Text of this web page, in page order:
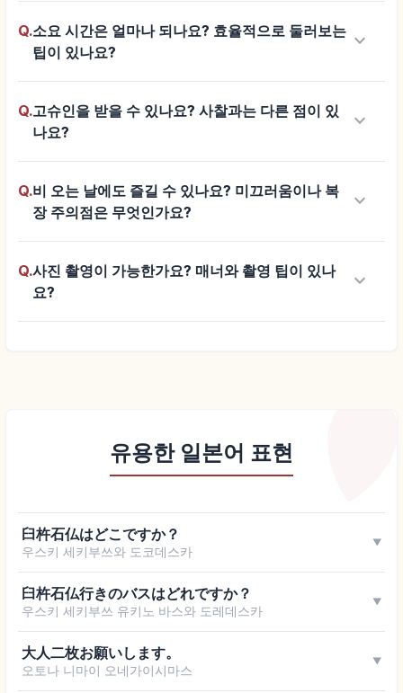
Q.소요 시간은 얼마나 되나요? 효율적으로 둘러보는
팁이 있나요?
keyboard_arrow_down
Q.고슈인을 받을 수 있나요? 사찰과는 다른 점이 있
나요?
keyboard_arrow_down
Q.비 오는 날에도 즐길 수 있나요? 미끄러움이나 복
장 주의점은 무엇인가요?
keyboard_arrow_down
Q.사진 촬영이 가능한가요? 매너와 촬영 팁이 있나
요?
keyboard_arrow_down
유용한 일본어 표현
臼杵石仏はどこですか？
우스키 세키부쓰와 도코데스카
▼
臼杵石仏行きのバスはどれですか？
우스키 세키부쓰 유키노 바스와 도레데스카
▼
大人二枚お願いします。
오토나 니마이 오네가이시마스
▼